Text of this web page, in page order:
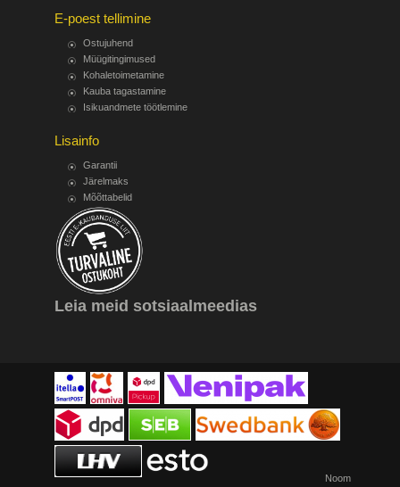
E-poest tellimine
Ostujuhend
Müügitingimused
Kohaletoimetamine
Kauba tagastamine
Isikuandmete töötlemine
Lisainfo
Garantii
Järelmaks
Mõõttabelid
Leia meid sotsiaalmeedias
Noom